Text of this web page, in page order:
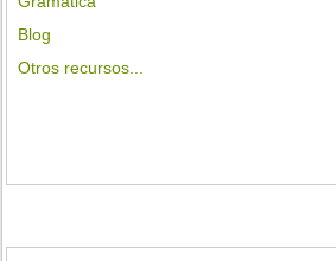
Blog
Otros recursos...